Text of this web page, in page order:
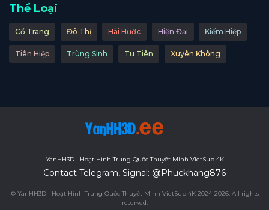
Thể Loại
Cổ Trang Đô Thị Hài Hước Hiện Đại Kiếm Hiệp
Tiên Hiệp Trùng Sinh Tu Tiên Xuyên Không
YanHH3D | Hoạt Hình Trung Quốc Thuyết Minh VietSub 4K
Contact Telegram, Signal: @Phuckhang876
© YanHH3D | Hoạt Hình Trung Quốc Thuyết Minh VietSub 4K 2024-2026. All rights
reserved.